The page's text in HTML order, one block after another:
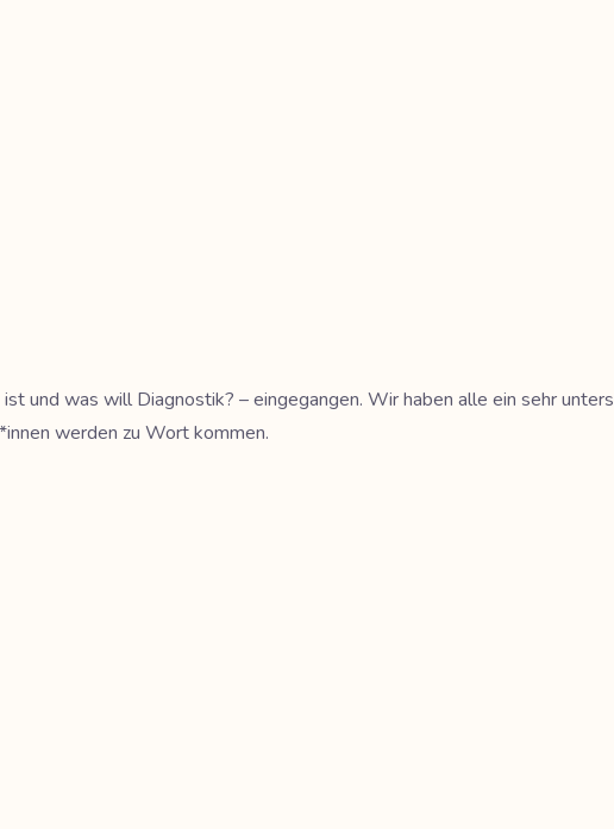
und was will Diagnostik? – eingegangen. Wir haben alle ein sehr
werden zu Wort kommen.